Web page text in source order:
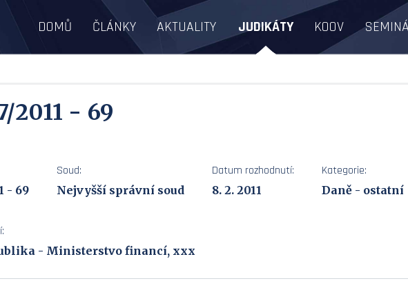
DOMŮ ČLÁNKY AKTUALITY JUDIKÁTY KOOV
2011 - 69
- 69
Soud:
Nejvyšší správní soud
Datum rozhodnutí:
8. 2. 2011
Kategorie:
Daně - ostatní
- Ministerstvo financí, xxx